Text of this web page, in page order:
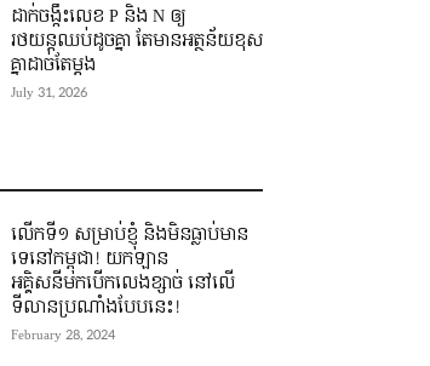
ដាក់ចង្កឹះលេខ P និង N ឲ្យ
រថយន្តឈប់ដូចគ្នា តែមានអត្ថន័យខុស
គ្នាដាច់តែម្តង
July 31, 2026
លើកទី១ សម្រាប់ខ្ញុំ និងមិនធ្លាប់មាន
ទេនៅកម្ពុជា! យកឡាន
អគ្គិសនីមកបើកលេងខ្សាច់ នៅលើ
ទីលានប្រណាំងបែបនេះ!
February 28, 2024